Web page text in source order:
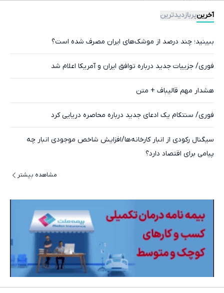
آخرینپربازدیدترین
ببینید؛ چند درصد از موشک‌های ایران مصرف شده است؟
فوری/ جزییات جدید درباره توافق ایران و آمریکا اعلام شد
هشدار مهم قالیباف + متن
فوری/ سنتکام یک ادعای جدید درباره محاصره دریایی کرد
سیگنال رکودی از انبار کارخانه‌ها/افزایش شاخص موجودی انبار چه
پیامی برای اقتصاد دارد؟
مشاهده بیشتر